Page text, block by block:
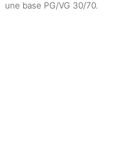
une base PG/VG 30/70.